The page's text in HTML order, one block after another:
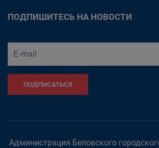
ПОДПИШИТЕСЬ НА НОВОСТИ
ПОДПИСАТЬСЯ
Администрация Беловского